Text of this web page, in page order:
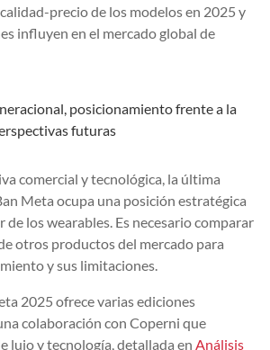
precio de los modelos en 2025 y
influyen en el mercado global de
posicionamiento frente a la
futuras
comercial y tecnológica, la última
Meta ocupa una posición estratégica
de los wearables. Es necesario comparar
otros productos del mercado para
y sus limitaciones.
2025 ofrece varias ediciones
colaboración con Coperni que
lujo y tecnología, detallada en Análisis